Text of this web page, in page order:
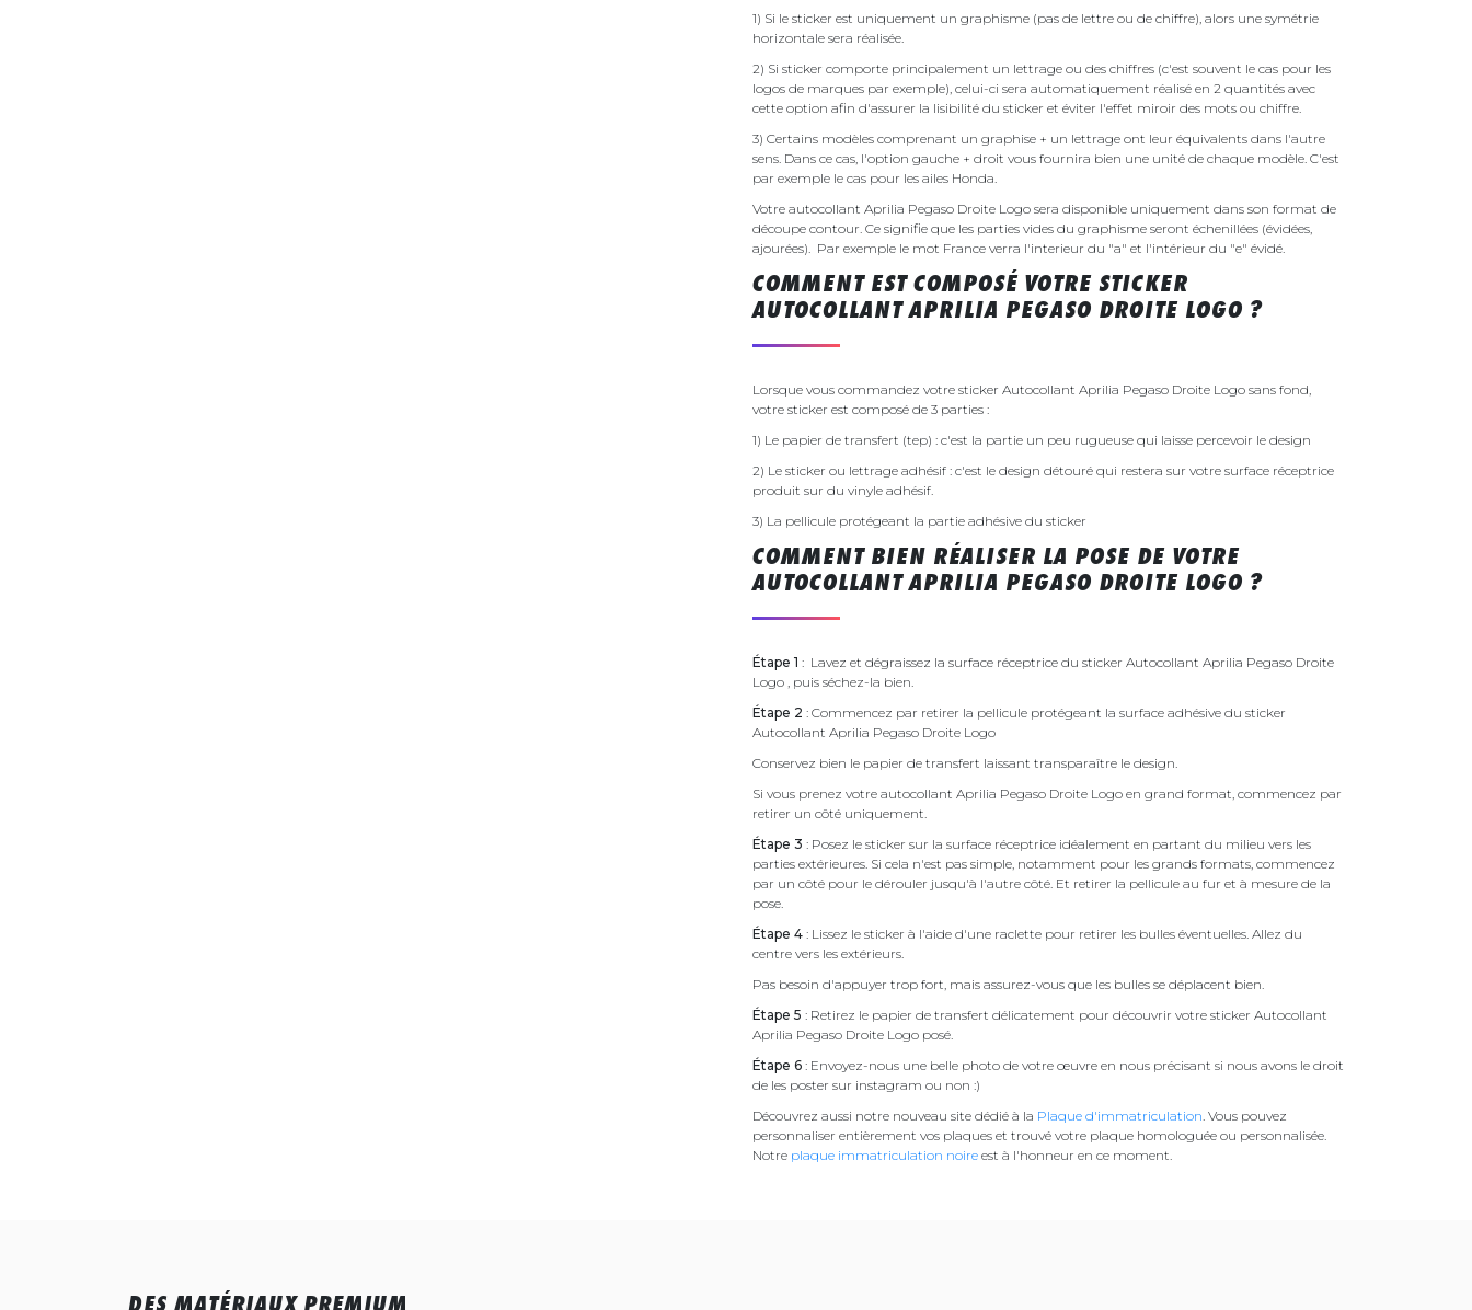
1) Si le sticker est uniquement un graphisme (pas de lettre ou de chiffre), alors une symétrie
horizontale sera réalisée.
2) Si sticker comporte principalement un lettrage ou des chiffres (c'est souvent le cas pour les
logos de marques par exemple), celui-ci sera automatiquement réalisé en 2 quantités avec
cette option afin d'assurer la lisibilité du sticker et éviter l'effet miroir des mots ou chiffre.
3) Certains modèles comprenant un graphise + un lettrage ont leur équivalents dans l'autre
sens. Dans ce cas, l'option gauche + droit vous fournira bien une unité de chaque modèle. C'est
par exemple le cas pour les ailes Honda.
Votre autocollant Aprilia Pegaso Droite Logo sera disponible uniquement dans son format de
découpe contour. Ce signifie que les parties vides du graphisme seront échenillées (évidées,
ajourées). Par exemple le mot France verra l'interieur du "a" et l'intérieur du "e" évidé.
COMMENT EST COMPOSÉ VOTRE STICKER
AUTOCOLLANT APRILIA PEGASO DROITE LOGO ?
Lorsque vous commandez votre sticker Autocollant Aprilia Pegaso Droite Logo sans fond,
votre sticker est composé de 3 parties :
1) Le papier de transfert (tep) : c'est la partie un peu rugueuse qui laisse percevoir le design
2) Le sticker ou lettrage adhésif : c'est le design détouré qui restera sur votre surface réceptrice
produit sur du vinyle adhésif.
3) La pellicule protégeant la partie adhésive du sticker
COMMENT BIEN RÉALISER LA POSE DE VOTRE
AUTOCOLLANT APRILIA PEGASO DROITE LOGO ?
Étape 1 : Lavez et dégraissez la surface réceptrice du sticker Autocollant Aprilia Pegaso Droite
Logo , puis séchez-la bien.
Étape 2 : Commencez par retirer la pellicule protégeant la surface adhésive du sticker
Autocollant Aprilia Pegaso Droite Logo
Conservez bien le papier de transfert laissant transparaître le design.
Si vous prenez votre autocollant Aprilia Pegaso Droite Logo en grand format, commencez par
retirer un côté uniquement.
Étape 3 : Posez le sticker sur la surface réceptrice idéalement en partant du milieu vers les
parties extérieures. Si cela n'est pas simple, notamment pour les grands formats, commencez
par un côté pour le dérouler jusqu'à l'autre côté. Et retirer la pellicule au fur et à mesure de la
pose.
Étape 4 : Lissez le sticker à l'aide d'une raclette pour retirer les bulles éventuelles. Allez du
centre vers les extérieurs.
Pas besoin d'appuyer trop fort, mais assurez-vous que les bulles se déplacent bien.
Étape 5 : Retirez le papier de transfert délicatement pour découvrir votre sticker Autocollant
Aprilia Pegaso Droite Logo posé.
Étape 6 : Envoyez-nous une belle photo de votre œuvre en nous précisant si nous avons le droit
de les poster sur instagram ou non :)
Découvrez aussi notre nouveau site dédié à la Plaque d'immatriculation. Vous pouvez
personnaliser entièrement vos plaques et trouvé votre plaque homologuée ou personnalisée.
Notre plaque immatriculation noire est à l'honneur en ce moment.
DES MATÉRIAUX PREMIUM